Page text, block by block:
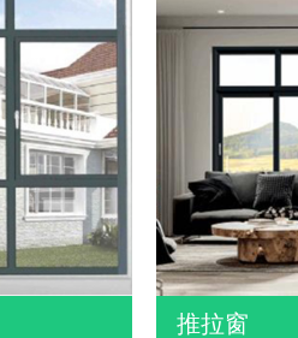
推拉窗